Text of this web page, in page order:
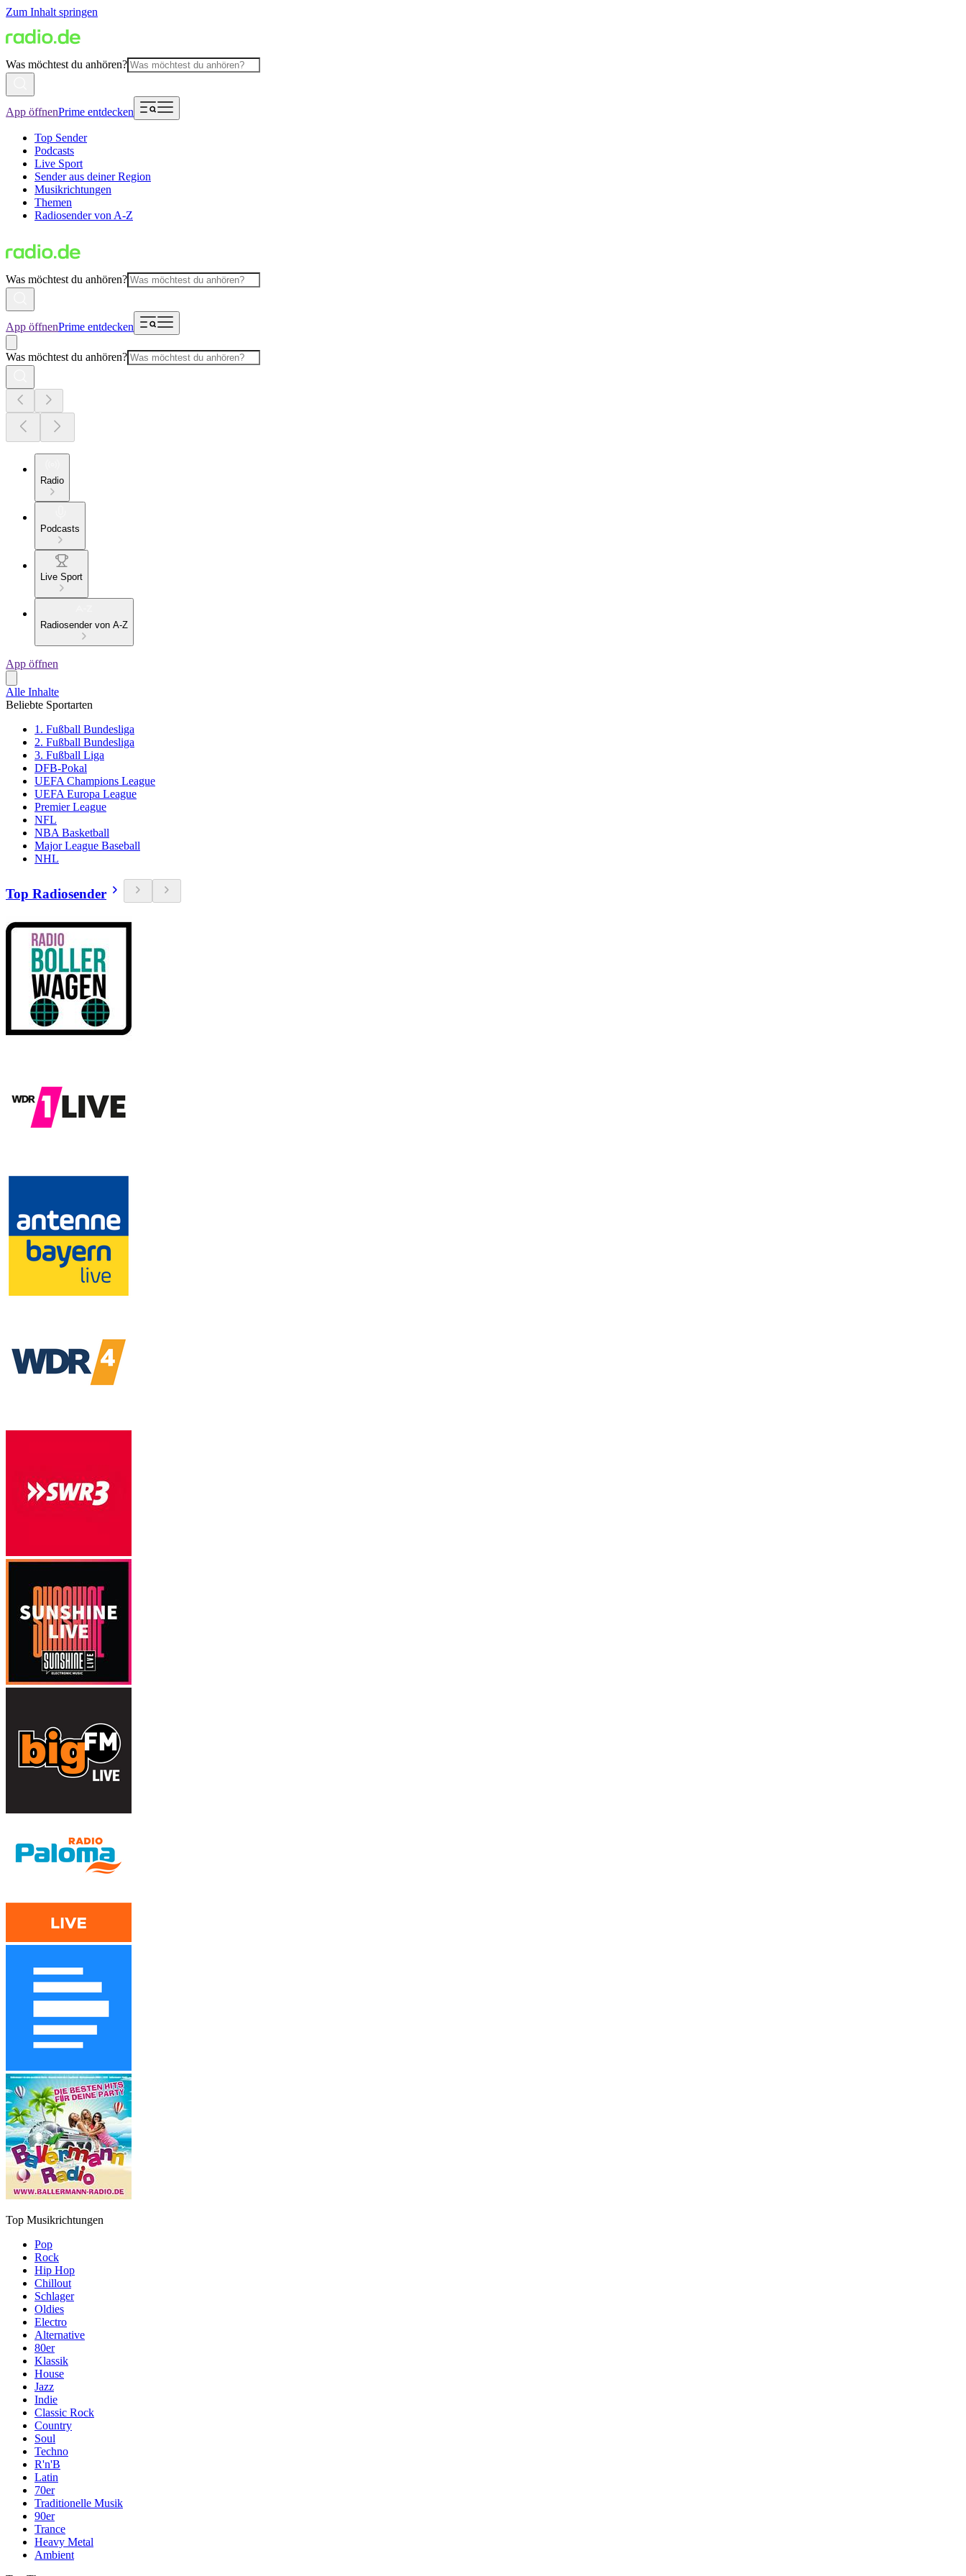
Zum Inhalt springen
Was möchtest du anhören?
App öffnenPrime entdecken
Top Sender
Podcasts
Live Sport
Sender aus deiner Region
Musikrichtungen
Themen
Radiosender von A-Z
Was möchtest du anhören?
App öffnenPrime entdecken
Was möchtest du anhören?
Radio
Podcasts
Live Sport
Radiosender von A-Z
App öffnen
Alle Inhalte
Beliebte Sportarten
1. Fußball Bundesliga
2. Fußball Bundesliga
3. Fußball Liga
DFB-Pokal
UEFA Champions League
UEFA Europa League
Premier League
NFL
NBA Basketball
Major League Baseball
NHL
Top Radiosender
Top Musikrichtungen
Pop
Rock
Hip Hop
Chillout
Schlager
Oldies
Electro
Alternative
80er
Klassik
House
Jazz
Indie
Classic Rock
Country
Soul
Techno
R'n'B
Latin
70er
Traditionelle Musik
90er
Trance
Heavy Metal
Ambient